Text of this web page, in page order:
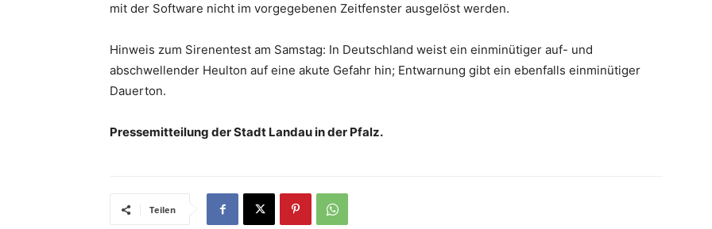
mit der Software nicht im vorgegebenen Zeitfenster ausgelöst werden.
Hinweis zum Sirenentest am Samstag: In Deutschland weist ein einminütiger auf- und
abschwellender Heulton auf eine akute Gefahr hin; Entwarnung gibt ein ebenfalls einminütiger
Dauerton.
Pressemitteilung der Stadt Landau in der Pfalz.
Teilen